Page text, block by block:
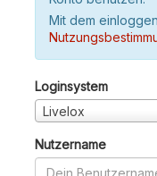
Mit dem
Loginsystem
Livelox
Nutzername